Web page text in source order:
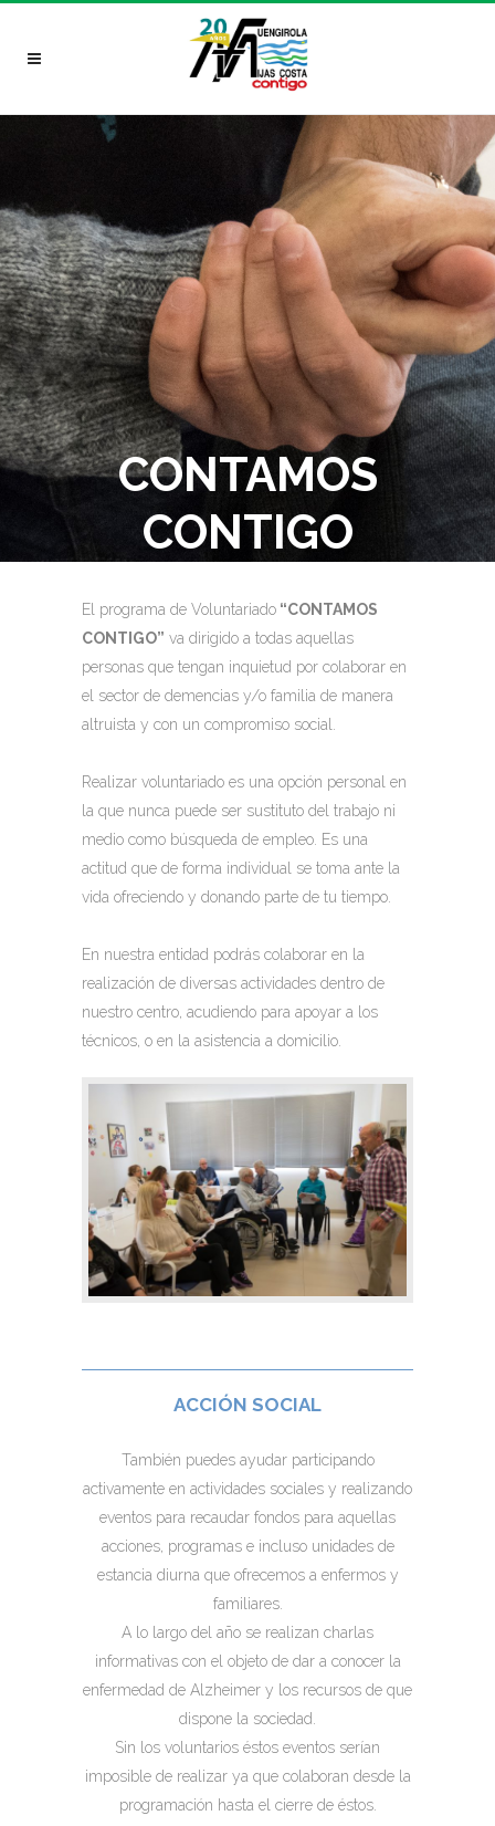
CONTAMOS
CONTIGO
El programa de Voluntariado “CONTAMOS
CONTIGO” va dirigido a todas aquellas
personas que tengan inquietud por colaborar en
el sector de demencias y/o familia de manera
altruista y con un compromiso social.
Realizar voluntariado es una opción personal en
la que nunca puede ser sustituto del trabajo ni
medio como búsqueda de empleo. Es una
actitud que de forma individual se toma ante la
vida ofreciendo y donando parte de tu tiempo.
En nuestra entidad podrás colaborar en la
realización de diversas actividades dentro de
nuestro centro, acudiendo para apoyar a los
técnicos, o en la asistencia a domicilio.
ACCIÓN SOCIAL
También puedes ayudar participando
activamente en actividades sociales y realizando
eventos para recaudar fondos para aquellas
acciones, programas e incluso unidades de
estancia diurna que ofrecemos a enfermos y
familiares.
A lo largo del año se realizan charlas
informativas con el objeto de dar a conocer la
enfermedad de Alzheimer y los recursos de que
dispone la sociedad.
Sin los voluntarios éstos eventos serían
imposible de realizar ya que colaboran desde la
programación hasta el cierre de éstos.